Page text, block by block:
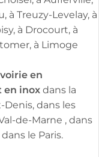
à Treuzy-Levelay, à
à Drocourt, à
à Limoge
en
en inoxdans la
dans les
de-Marne , dans
le Paris.